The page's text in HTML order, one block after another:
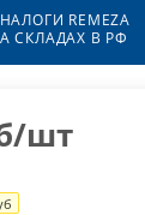
REMEZA
СКЛАДАХ В РФ
/шт